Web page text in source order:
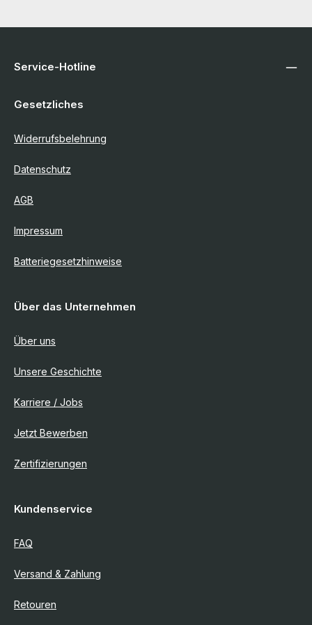
Service-Hotline
Gesetzliches
Widerrufsbelehrung
Datenschutz
AGB
Impressum
Batteriegesetzhinweise
Über das Unternehmen
Über uns
Unsere Geschichte
Karriere / Jobs
Jetzt Bewerben
Zertifizierungen
Kundenservice
FAQ
Versand & Zahlung
Retouren